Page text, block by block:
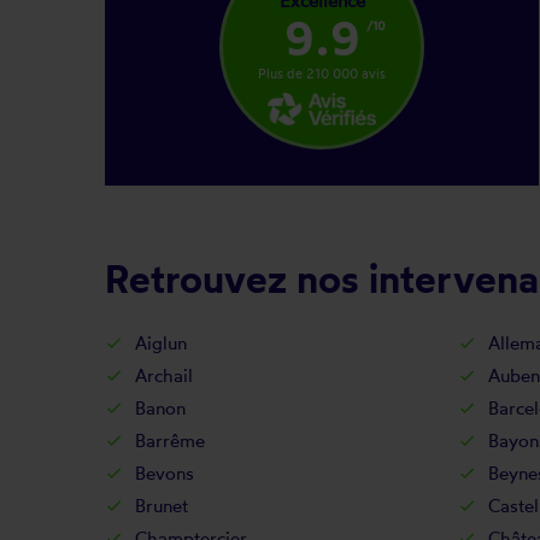
9.9 /10
Plus de 210 000 avis
Retrouvez nos
Aiglun
Archail
Banon
Barrême
Bevons
Brunet